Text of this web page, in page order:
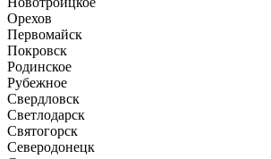
Орехов
Первомайск
Покровск
Родинское
Рубежное
Свердловск
Светлодарск
Святогорск
Северодонецк